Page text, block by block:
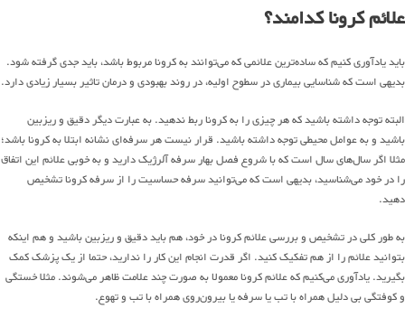
علائم کرونا کدامند؟
باید یادآوری کنیم که ساده‌ترین علائمی که می‌توانند به کرونا مربوط باشد، باید جدی گرفته شود.
بدیهی است که شناسایی بیماری در سطوح اولیه، در روند بهبودی و درمان تاثیر بسیار زیادی دارد.
البته توجه داشته باشید که هر چیزی را به کرونا ربط ندهید. به عبارت دیگر دقیق و ریزبین
باشید و به عوامل محیطی توجه داشته باشید. قرار نیست هر سرفه‌ای نشانه ابتلا به کرونا باشد؛
مثلا اگر سال‌های سال است که با شروع فصل بهار سرفه آلرژیک دارید و به خوبی علائم این اتفاق
را در خود می‌شناسید، بدیهی است که می‌توانید سرفه حساسیت را از سرفه کرونا تشخیص
دهید.
به طور کلی در تشخیص و بررسی علائم کرونا در خود، هم باید دقیق و ریزبین باشید و هم اینکه
بتوانید علائم را از هم تفکیک کنید. اگر قدرت انجام این کار را ندارید، حتما از یک پزشک کمک
بگیرید. یادآوری می‌کنیم که علائم کرونا معمولا به صورت چند علامت ظاهر می‌شوند. مثلا خستگی
و کوفتگی بی دلیل همراه با تب یا سرفه یا بیرون‌روی همراه با تب و تهوع.